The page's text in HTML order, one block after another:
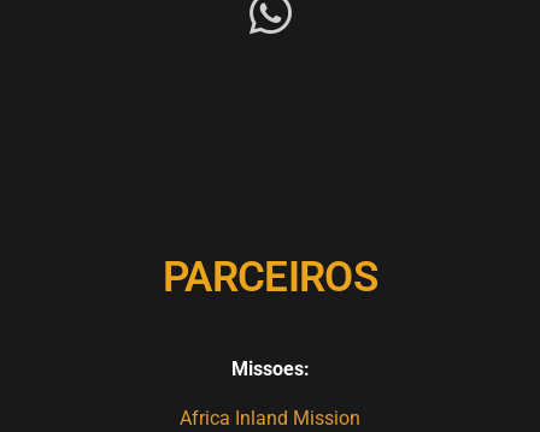
PARCEIROS
Missoes:
Africa Inland Mission